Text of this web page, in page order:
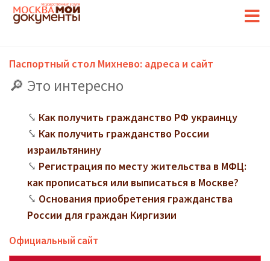
Паспортный стол Михнево: адреса и сайт
Это интересно
Как получить гражданство РФ украинцу
Как получить гражданство России
израильтянину
Регистрация по месту жительства в МФЦ:
как прописаться или выписаться в Москве?
Основания приобретения гражданства
России для граждан Киргизии
Официальный сайт